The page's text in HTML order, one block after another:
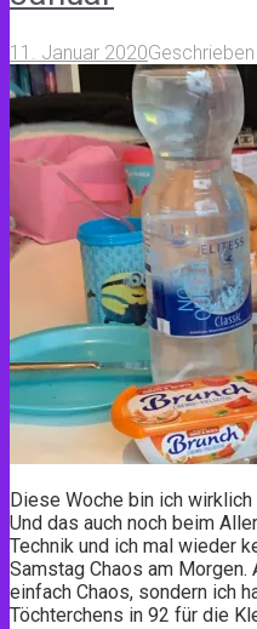
11. Januar 2020
Diese Woche bin ich
Und das auch noch beim
Technik und ich mal wieder
Samstag Chaos am
einfach Chaos, sondern ich
Töchterchens in 92 für die